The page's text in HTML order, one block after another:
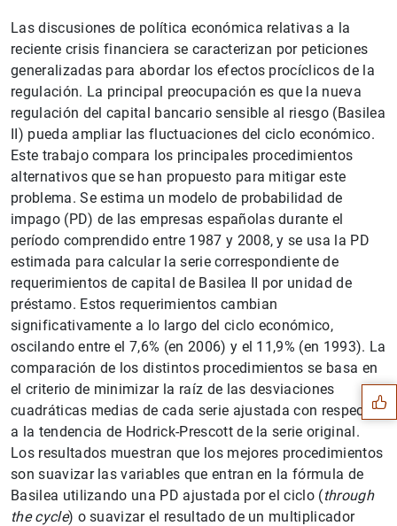
Las discusiones de política económica relativas a la
reciente crisis financiera se caracterizan por peticiones
generalizadas para abordar los efectos procíclicos de la
regulación. La principal preocupación es que la nueva
regulación del capital bancario sensible al riesgo (Basilea
II) pueda ampliar las fluctuaciones del ciclo económico.
Este trabajo compara los principales procedimientos
alternativos que se han propuesto para mitigar este
problema. Se estima un modelo de probabilidad de
impago (PD) de las empresas españolas durante el
período comprendido entre 1987 y 2008, y se usa la PD
estimada para calcular la serie correspondiente de
requerimientos de capital de Basilea II por unidad de
préstamo. Estos requerimientos cambian
significativamente a lo largo del ciclo económico,
oscilando entre el 7,6% (en 2006) y el 11,9% (en 1993). La
comparación de los distintos procedimientos se basa en
el criterio de minimizar la raíz de las desviaciones
cuadráticas medias de cada serie ajustada con respecto
a la tendencia de Hodrick-Prescott de la serie original.
Los resultados muestran que los mejores procedimientos
son suavizar las variables que entran en la fórmula de
Basilea utilizando una PD ajustada por el ciclo (through
the cycle) o suavizar el resultado de un multiplicador
Sugerencias